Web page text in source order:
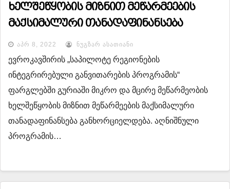
ხელშეწყობის მიზნით მეწარმეების
მაქსიმალური თანადაფინანსება
განხორციელდება.
ᲐᲞᲠ 8, 2022 ᲜᲣᲒᲖᲐᲠ ᲐᲡᲐᲗᲘᲐᲜᲘ
ევროკავშირის „საპილოტე რეგიონების
ინტეგრირებული განვითარების პროგრამის“
ფარგლებში გურიაში მიკრო და მცირე მეწარმეობის
ხელშეწყობის მიზნით მეწარმეების მაქსიმალური
თანადაფინანსება განხორციელდება. აღნიშნული
პროგრამის…